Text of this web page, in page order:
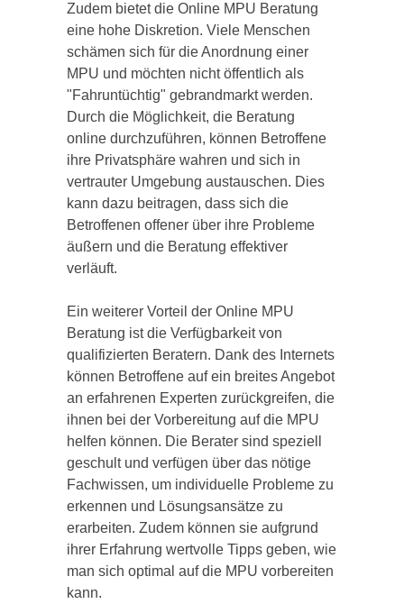
Zudem bietet die Online MPU Beratung
eine hohe Diskretion. Viele Menschen
schämen sich für die Anordnung einer
MPU und möchten nicht öffentlich als
"Fahruntüchtig" gebrandmarkt werden.
Durch die Möglichkeit, die Beratung
online durchzuführen, können Betroffene
ihre Privatsphäre wahren und sich in
vertrauter Umgebung austauschen. Dies
kann dazu beitragen, dass sich die
Betroffenen offener über ihre Probleme
äußern und die Beratung effektiver
verläuft.
Ein weiterer Vorteil der Online MPU
Beratung ist die Verfügbarkeit von
qualifizierten Beratern. Dank des Internets
können Betroffene auf ein breites Angebot
an erfahrenen Experten zurückgreifen, die
ihnen bei der Vorbereitung auf die MPU
helfen können. Die Berater sind speziell
geschult und verfügen über das nötige
Fachwissen, um individuelle Probleme zu
erkennen und Lösungsansätze zu
erarbeiten. Zudem können sie aufgrund
ihrer Erfahrung wertvolle Tipps geben, wie
man sich optimal auf die MPU vorbereiten
kann.